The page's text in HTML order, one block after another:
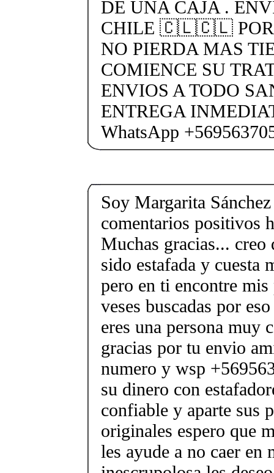
DE UNA CAJA .
CHILE 🇨🇱🇨🇱 POR
NO PIERDA MAS
COMIENCE SU
ENVIOS A TODO
ENTREGA
WhatsApp
Soy Margarita
comentarios positivos
Muchas gracias... creo
sido estafada y cuesta
pero en ti encontre mis
veses buscadas por
eres una persona muy
gracias por tu envio
numero y wsp
su dinero con
confiable y aparte sus
originales espero que
les ayude a no caer en